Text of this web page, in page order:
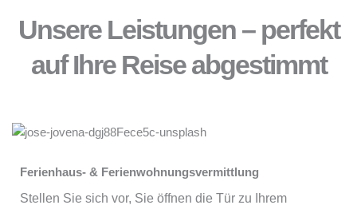
Unsere Leistungen – perfekt
auf Ihre Reise abgestimmt
Ferienhaus- & Ferienwohnungsvermittlung
Stellen Sie sich vor, Sie öffnen die Tür zu Ihrem